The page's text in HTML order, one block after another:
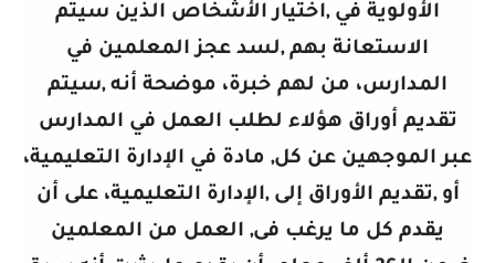
الأولوية في ,اختيار الأشخاص الذين سيتم
الاستعانة بهم ,لسد عجز المعلمين في
المدارس، من لهم خبرة، موضحة أنه ,سيتم
تقديم أوراق هؤلاء لطلب العمل في المدارس
عبر الموجهين عن كل, مادة في الإدارة التعليمية،
أو ,تقديم الأوراق إلى ,الإدارة التعليمية، على أن
يقدم كل ما يرغب فى, العمل من المعلمين